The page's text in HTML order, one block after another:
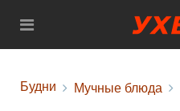
Будни Мучные блюда